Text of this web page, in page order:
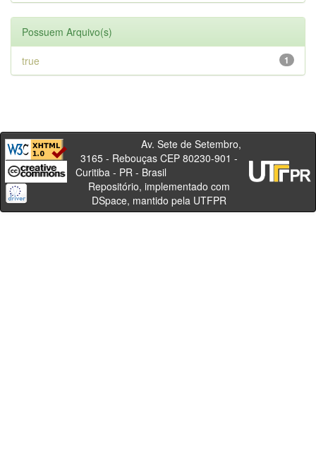
Possuem Arquivo(s)
1
true
Av. Sete de Setembro,
3165 - Rebouças CEP 80230-901 -
Curitiba - PR - Brasil
Repositório, implementado com
DSpace, mantido pela UTFPR